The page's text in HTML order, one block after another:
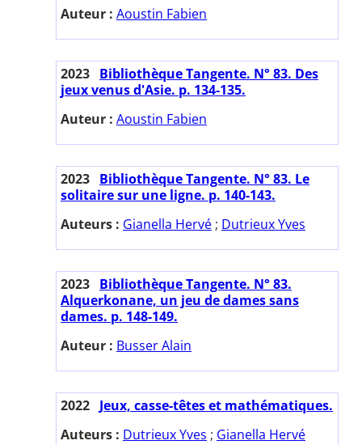
Auteur : Aoustin Fabien
2023 Bibliothèque Tangente. N° 83. Des
jeux venus d'Asie. p. 134-135.
Auteur : Aoustin Fabien
2023 Bibliothèque Tangente. N° 83. Le
solitaire sur une ligne. p. 140-143.
Auteurs : Gianella Hervé ; Dutrieux Yves
2023 Bibliothèque Tangente. N° 83.
Alquerkonane, un jeu de dames sans
dames. p. 148-149.
Auteur : Busser Alain
2022 Jeux, casse-têtes et mathématiques.
Auteurs : Dutrieux Yves ; Gianella Hervé